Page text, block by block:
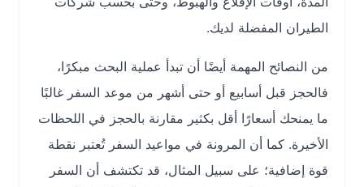
الطيران المفضلة لديك.
من النصائح المهمة أيضًا أن تبدأ عملية البحث مبكرًا،
فالحجز قبل أسابيع أو حتى أشهر من موعد السفر غالبًا
ما يمنحك أسعارًا أقل بكثير مقارنة بالحجز في اللحظات
الأخيرة. كما أن المرونة في مواعيد السفر تُعتبر نقطة
قوة إضافية؛ على سبيل المثال، قد تكتشف أن السفر